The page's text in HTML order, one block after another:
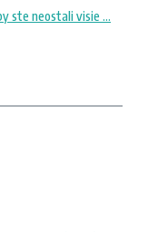
ste neostali visie ...